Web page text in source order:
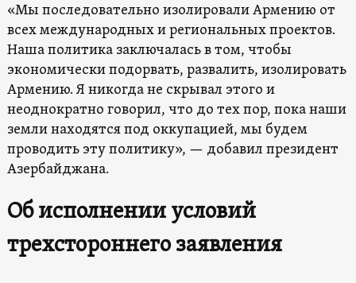
«Мы последовательно изолировали Армению от
всех международных и региональных проектов.
Наша политика заключалась в том, чтобы
экономически подорвать, развалить, изолировать
Армению. Я никогда не скрывал этого и
неоднократно говорил, что до тех пор, пока наши
земли находятся под оккупацией, мы будем
проводить эту политику», — добавил президент
Азербайджана.
Об исполнении условий
трехстороннего заявления